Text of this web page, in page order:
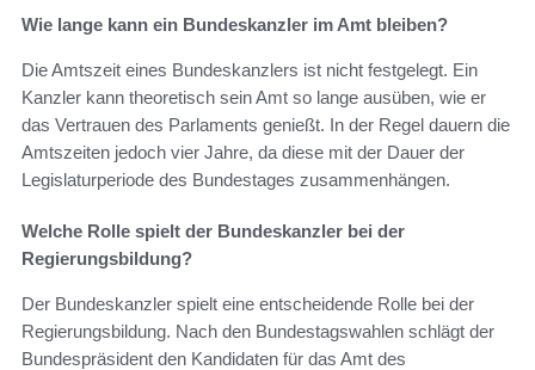
Wie lange kann ein Bundeskanzler im Amt bleiben?
Die Amtszeit eines Bundeskanzlers ist nicht festgelegt. Ein
Kanzler kann theoretisch sein Amt so lange ausüben, wie er
das Vertrauen des Parlaments genießt. In der Regel dauern die
Amtszeiten jedoch vier Jahre, da diese mit der Dauer der
Legislaturperiode des Bundestages zusammenhängen.
Welche Rolle spielt der Bundeskanzler bei der
Regierungsbildung?
Der Bundeskanzler spielt eine entscheidende Rolle bei der
Regierungsbildung. Nach den Bundestagswahlen schlägt der
Bundespräsident den Kandidaten für das Amt des